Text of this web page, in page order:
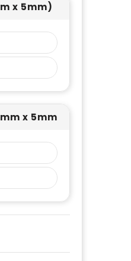
x 5mm)
x 5mm)